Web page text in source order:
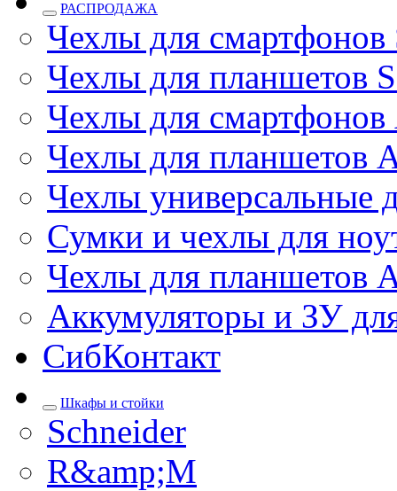
РАСПРОДАЖА
Чехлы для смартфонов
Чехлы для планшетов
Чехлы для
Чехлы для планшетов
Чехлы универсальные
Сумки и чехлы для
Чехлы для планшетов
Аккумуляторы и ЗУ
СибКонтакт
Шкафы и стойки
Schneider
R&amp;M